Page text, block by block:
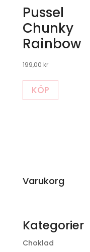
Pussel
Chunky
Rainbow
199,00 kr
KÖP
Varukorg
Kategorier
Choklad